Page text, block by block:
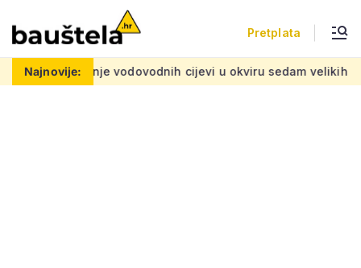
Pretplata
Najnovije:
vodovodnih cijevi u okviru sedam velikih projekata: Iznos